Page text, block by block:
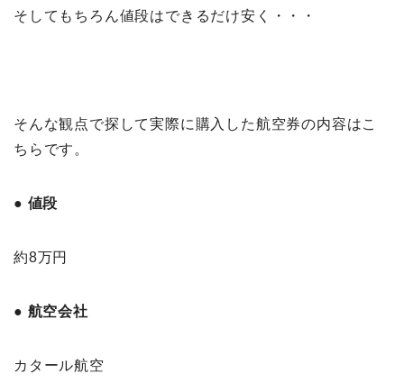
そしてもちろん値段はできるだけ安く・・・
そんな観点で探して実際に購入した航空券の内容はこ
ちらです。
● 値段
約8万円
● 航空会社
カタール航空